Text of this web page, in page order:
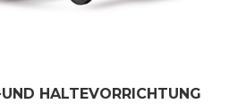
HALTEVORRICHTUNG